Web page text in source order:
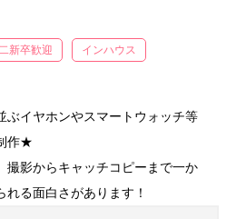
新卒歓迎 インハウス
イヤホンやスマートウォッチ等
作★
影からキャッチコピーまで一か
れる面白さがあります！